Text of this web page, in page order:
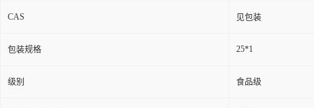
CAS 见包装
包装规格 25*1
级别 食品级